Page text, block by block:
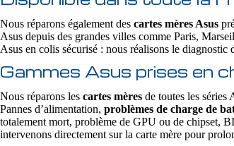
Nous réparons également des cartes mères Asus
Asus depuis des grandes villes comme Paris,
Asus en colis sécurisé : nous réalisons le
Gammes Asus prises en
Nous réparons les cartes mères de toutes les séries
Pannes d’alimentation, problèmes de charge de
totalement mort, problème de GPU ou de chipset,
intervenons directement sur la carte mère pour